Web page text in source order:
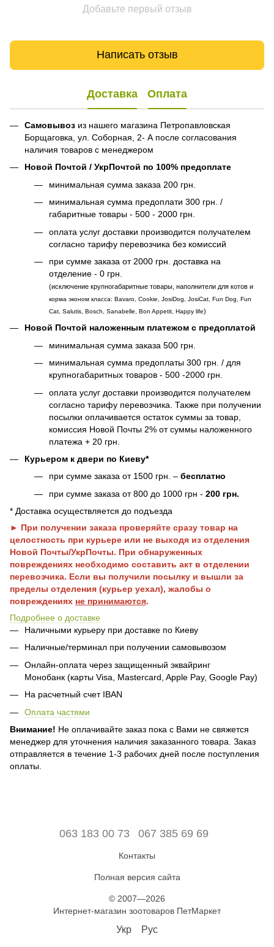
Добавьте первый отзыв
Написать отзыв
Доставка Оплата
Самовывоз из нашего магазина Петропавловская
Борщаговка, ул. Соборная, 2- А после согласования
наличия товаров с менеджером
Новой Почтой / УкрПочтой по 100% предоплате
минимальная сумма заказа 200 грн.
минимальная сумма предоплати 300 грн. /
габаритные товары - 500 - 2000 грн.
оплата услуг доставки производится получателем
согласно тарифу перевозчика без комиссий
при сумме заказа от 2000 грн. доставка на
отделение - 0 грн.
(исключение крупногабаритные товары, наполнители для котов и
корма эконом класса: Bavaro, Cookie, JosiDog, JosiCat, Fun Dog, Fun
Cat, Salutis, Bosch, Sanabelle, Bon Appetit, Happy life)
Новой Почтой наложенным платежом с предоплатой
минимальная сумма заказа 500 грн.
минимальная сумма предоплаты 300 грн. / для
крупногабаритных товаров - 500 -2000 грн.
оплата услуг доставки производится получателем
согласно тарифу перевозчика. Также при получении
посылки оплачивается остаток суммы за товар,
комиссия Новой Почты 2% от суммы наложенного
платежа + 20 грн.
Курьером к двери по Киеву*
при сумме заказа от 1500 грн. – бесплатно
при сумме заказа от 800 до 1000 грн - 200 грн.
* Доставка осуществляется до подъезда
► При получении заказа проверяйте сразу товар на
целостность при курьере или не выходя из отделения
Новой Почты/УкрПочты. При обнаруженных
повреждениях необходимо составить акт в отделении
перевозчика. Если вы получили посылку и вышли за
пределы отделения (курьер уехал), жалобы о
повреждениях не принимаются.
Подробнее о доставке
Наличными курьеру при доставке по Киеву
Наличные/терминал при получении самовывозом
Онлайн-оплата через защищенный эквайринг
Монобанк (карты Visa, Mastercard, Apple Pay, Google Pay)
На расчетный счет IBAN
Оплата частями
Внимание! Не оплачивайте заказ пока с Вами не свяжется
менеджер для уточнения наличия заказанного товара. Заказ
отправляется в течение 1-3 рабочих дней после поступления
оплаты.
063 183 00 73 067 385 69 69
Контакты
Полная версия сайта
© 2007—2026
Интернет-магазин зоотоваров ПетМаркет
Укр Рус